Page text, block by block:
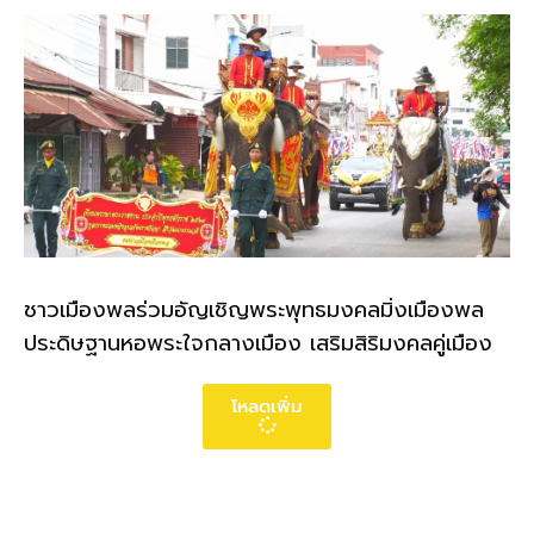
ชาวเมืองพลร่วมอัญเชิญพระพุทธมงคลมิ่งเมืองพล
ประดิษฐานหอพระใจกลางเมือง เสริมสิริมงคลคู่เมือง
โหลดเพิ่ม